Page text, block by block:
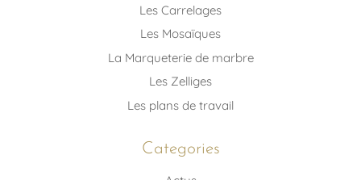
Les Carrelages
Les Mosaïques
La Marqueterie de marbre
Les Zelliges
Les plans de travail
Categories